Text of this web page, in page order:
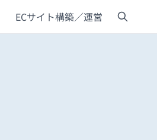
ECサイト構築／運営